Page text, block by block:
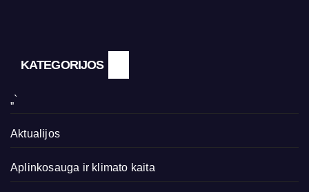
KATEGORIJOS
„`
Aktualijos
Aplinkosauga ir klimato kaita